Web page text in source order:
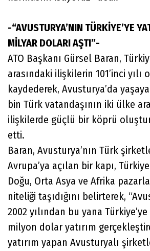
-“AVUSTURYA’NIN TÜRKİYE’YE
MİLYAR DOLARI AŞTI”-
ATO Başkanı Gürsel Baran,
arasındaki ilişkilerin 101’inci yılı
kaydederek, Avusturya’da
bin Türk vatandaşının iki ülke
ilişkilerde güçlü bir köprü
etti.
Baran, Avusturya’nın Türk
Avrupa’ya açılan bir kapı,
Doğu, Orta Asya ve Afrika
niteliği taşıdığını belirterek,
2002 yılından bu yana
milyon dolar yatırım
yatırım yapan Avusturyalı